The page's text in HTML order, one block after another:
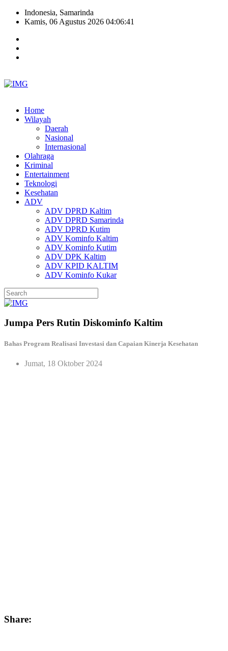
Indonesia, Samarinda
Kamis, 06 Agustus 2026 04:06:42
Home
Wilayah
Daerah
Nasional
Internasional
Olahraga
Kriminal
Entertainment
Teknologi
Kesehatan
ADV
ADV DPRD Kaltim
ADV DPRD Samarinda
ADV DPRD Kutim
ADV Kominfo Kaltim
ADV Kominfo Kutim
ADV DPK Kaltim
ADV KPID KALTIM
ADV Kominfo Kukar
Jumpa Pers Rutin Diskominfo Kaltim
Bahas Program Realisasi Investasi dan Capaian Kinerja Kesehatan
Jumat, 18 Oktober 2024
Share: